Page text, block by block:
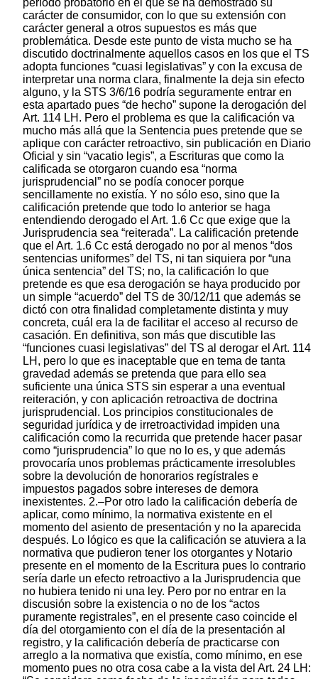
carácter de consumidor, con lo que su extensión con
carácter general a otros supuestos es más que
problemática. Desde este punto de vista mucho se ha
discutido doctrinalmente aquellos casos en los que el TS
adopta funciones “cuasi legislativas” y con la excusa de
interpretar una norma clara, finalmente la deja sin efecto
alguno, y la STS 3/6/16 podría seguramente entrar en
esta apartado pues “de hecho” supone la derogación del
Art. 114 LH. Pero el problema es que la calificación va
mucho más allá que la Sentencia pues pretende que se
aplique con carácter retroactivo, sin publicación en Diario
Oficial y sin “vacatio legis”, a Escrituras que como la
calificada se otorgaron cuando esa “norma
jurisprudencial” no se podía conocer porque
sencillamente no existía. Y no sólo eso, sino que la
calificación pretende que todo lo anterior se haga
entendiendo derogado el Art. 1.6 Cc que exige que la
Jurisprudencia sea “reiterada”. La calificación pretende
que el Art. 1.6 Cc está derogado no por al menos “dos
sentencias uniformes” del TS, ni tan siquiera por “una
única sentencia” del TS; no, la calificación lo que
pretende es que esa derogación se haya producido por
un simple “acuerdo” del TS de 30/12/11 que además se
dictó con otra finalidad completamente distinta y muy
concreta, cuál era la de facilitar el acceso al recurso de
casación. En definitiva, son más que discutible las
“funciones cuasi legislativas” del TS al derogar el Art. 114
LH, pero lo que es inaceptable que en tema de tanta
gravedad además se pretenda que para ello sea
suficiente una única STS sin esperar a una eventual
reiteración, y con aplicación retroactiva de doctrina
jurisprudencial. Los principios constitucionales de
seguridad jurídica y de irretroactividad impiden una
calificación como la recurrida que pretende hacer pasar
como “jurisprudencia” lo que no lo es, y que además
provocaría unos problemas prácticamente irresolubles
sobre la devolución de honorarios regístrales e
impuestos pagados sobre intereses de demora
inexistentes. 2.–Por otro lado la calificación debería de
aplicar, como mínimo, la normativa existente en el
momento del asiento de presentación y no la aparecida
después. Lo lógico es que la calificación se atuviera a la
normativa que pudieron tener los otorgantes y Notario
presente en el momento de la Escritura pues lo contrario
sería darle un efecto retroactivo a la Jurisprudencia que
no hubiera tenido ni una ley. Pero por no entrar en la
discusión sobre la existencia o no de los “actos
puramente registrales”, en el presente caso coincide el
día del otorgamiento con el día de la presentación al
registro, y la calificación debería de practicarse con
arreglo a la normativa que existía, como mínimo, en ese
momento pues no otra cosa cabe a la vista del Art. 24 LH: